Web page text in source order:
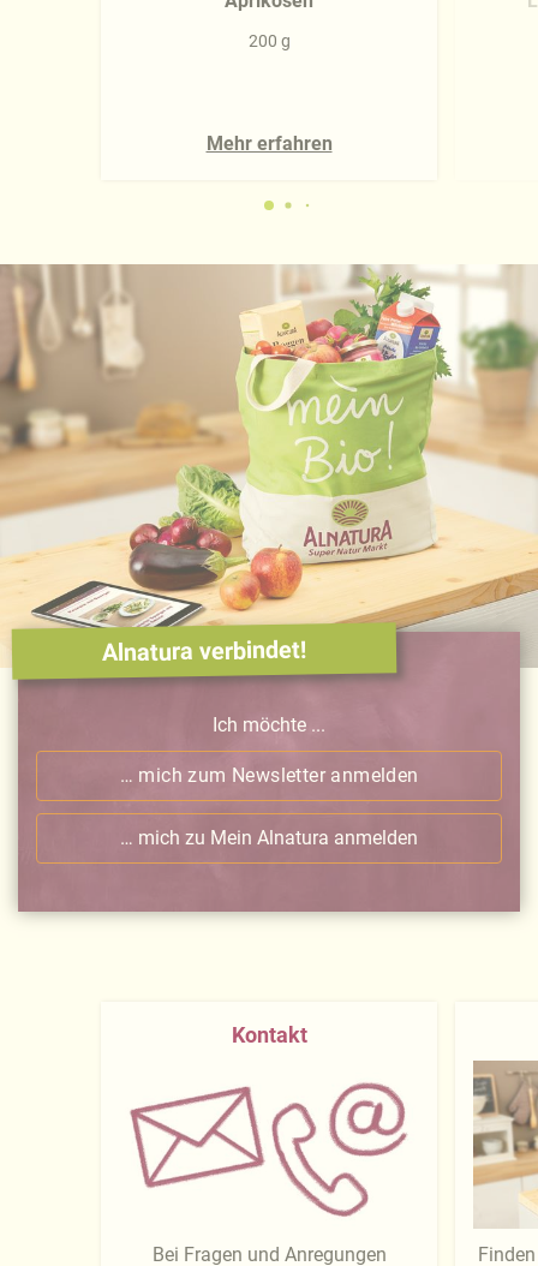
200 g
Mehr erfahren
Alnatura verbindet!
Ich möchte ...
… mich zum Newsletter anmelden
… mich zu Mein Alnatura anmelden
Kontakt
Bei Fragen und Anregungen